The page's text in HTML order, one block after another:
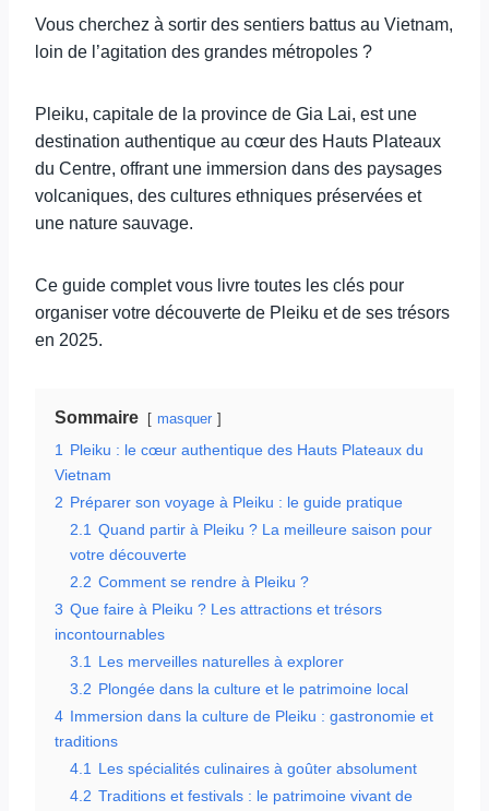
Vous cherchez à sortir des sentiers battus au Vietnam,
loin de l’agitation des grandes métropoles ?
Pleiku, capitale de la province de Gia Lai, est une
destination authentique au cœur des Hauts Plateaux
du Centre, offrant une immersion dans des paysages
volcaniques, des cultures ethniques préservées et
une nature sauvage.
Ce guide complet vous livre toutes les clés pour
organiser votre découverte de Pleiku et de ses trésors
en 2025.
Sommaire masquer
1
Pleiku : le cœur authentique des Hauts Plateaux du
Vietnam
2 Préparer son voyage à Pleiku : le guide pratique
2.1 Quand partir à Pleiku ? La meilleure saison pour
votre découverte
2.2 Comment se rendre à Pleiku ?
3 Que faire à Pleiku ? Les attractions et trésors
incontournables
3.1
Les merveilles naturelles à explorer
3.2 Plongée dans la culture et le patrimoine local
4 Immersion dans la culture de Pleiku : gastronomie et
traditions
4.1
Les spécialités culinaires à goûter absolument
4.2 Traditions et festivals : le patrimoine vivant de